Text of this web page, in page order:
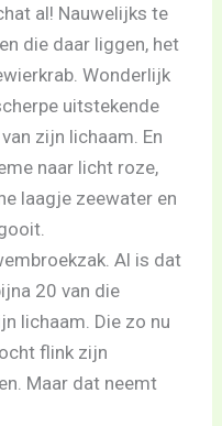
al! Nauwelijks te
die daar liggen, het
Wonderlijk
uitstekende
zijn lichaam. En
naar licht roze,
laagje zeewater en
Al is dat
20 van die
lichaam. Die zo nu
flink zijn
Maar dat neemt